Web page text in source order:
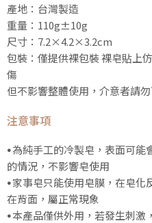
產地：台灣製造
重量：110g±10g
尺寸：7.2×4.2×3.2cm
包裝：僅提供裸包裝 裸皂貼上
傷
但不影響整體使用，介意者請
注意事項
⦁為純手工的冷製皂，表面可能
的情況，不影響皂使用
⦁家事皂只能使用皂膜，在皂化
在背面，屬正常現象
⦁本產品僅供外用，若發生刺激